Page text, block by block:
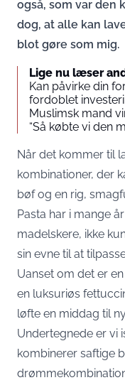
også, som var den
dog, at alle kan
blot gøre som mig.
Lige nu læser
Kan påvirke din
fordoblet
Muslimsk mand
“Så købte vi den
Når det kommer til
kombinationer, der
bøf og en rig,
Pasta har i mange
madelskere, ikke
sin evne til at
Uanset om det er
en luksuriøs
løfte en middag til
Undertegnede er vi
kombinerer saftige